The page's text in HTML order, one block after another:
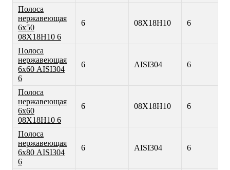
Полоса
нержавеющая
6х50
08Х18Н10 6
6 08Х18Н10 6
Полоса
нержавеющая
6х60 AISI304
6
6 AISI304 6
Полоса
нержавеющая
6х60
08Х18Н10 6
6 08Х18Н10 6
Полоса
нержавеющая
6х80 AISI304
6
6 AISI304 6